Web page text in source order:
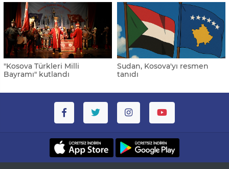
"Kosova Türkleri Milli
Bayramı" kutlandı
Sudan, Kosova'yı resmen
tanıdı